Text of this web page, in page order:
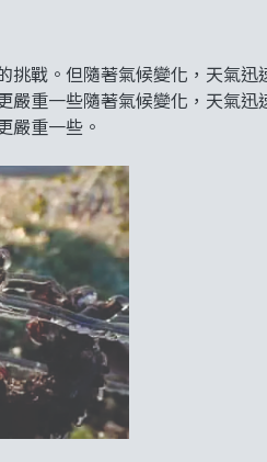
挑戰。但隨著氣候變化，天氣迅
嚴重一些隨著氣候變化，天氣迅
嚴重一些。